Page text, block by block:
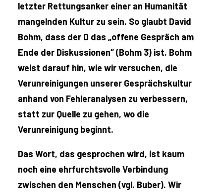
letzter Rettungsanker einer an Humanität
mangelnden Kultur zu sein. So glaubt David
Bohm, dass der D das „offene Gespräch am
Ende der Diskussionen“ (Bohm 3) ist. Bohm
weist darauf hin, wie wir versuchen, die
Verunreinigungen unserer Gesprächskultur
anhand von Fehleranalysen zu verbessern,
statt zur Quelle zu gehen, wo die
Verunreinigung beginnt.
Das Wort, das gesprochen wird, ist kaum
noch eine ehrfurchtsvolle Verbindung
zwischen den Menschen (vgl. Buber). Wir